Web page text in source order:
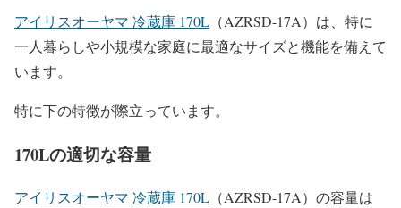
アイリスオーヤマ 冷蔵庫 170L （AZRSD-17A）は、特に
一人暮らしや小規模な家庭に最適なサイズと機能を備えて
います。
特に下の特徴が際立っています。
170Lの適切な容量
アイリスオーヤマ 冷蔵庫 170L （AZRSD-17A）の容量は